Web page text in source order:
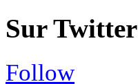
Sur Twitter
Follow